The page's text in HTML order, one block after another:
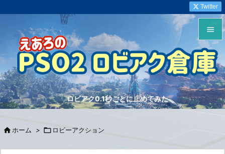
ロビアク0.1秒ごとに止めてみた


メニュ

サイド

Twitter
 ホーム >  ロビーアクション